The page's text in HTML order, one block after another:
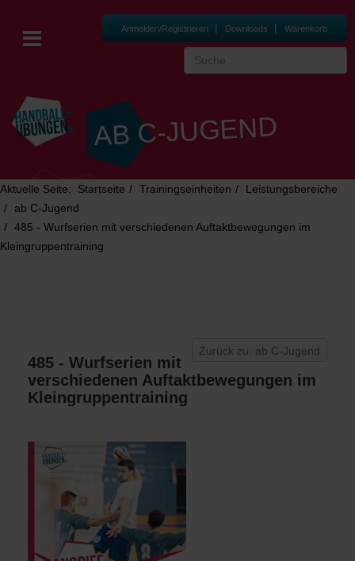
Anmelden/Registrieren | Downloads | Warenkorb
AB C-JUGEND
Aktuelle Seite: Startseite Trainingseinheiten
Leistungsbereiche
ab C-Jugend
485 - Wurfserien mit verschiedenen Auftaktbewegungen im
Kleingruppentraining
Zurück zu: ab C-Jugend
485 - Wurfserien mit
verschiedenen Auftaktbewegungen im
Kleingruppentraining